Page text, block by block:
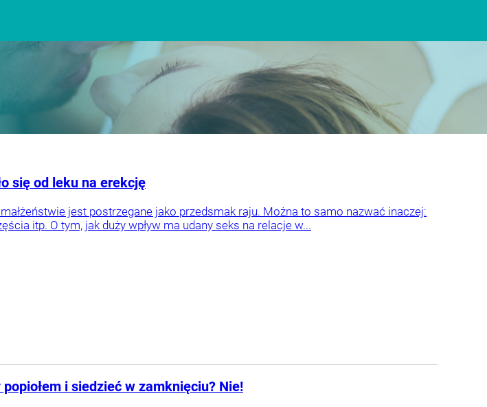
się od leku na erekcję
jest postrzegane jako przedsmak raju. Można to samo nazwać inaczej:
itp. O tym, jak duży wpływ ma udany seks na relacje w...
i siedzieć w zamknięciu? Nie!